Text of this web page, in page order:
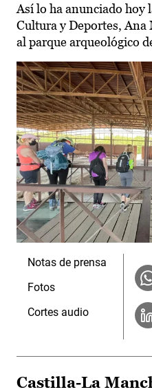
Así lo ha anunciado hoy
Cultura y Deportes,
al parque arqueológico
Notas de prensa
Fotos
Cortes audio
Castilla-La